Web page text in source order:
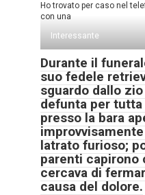
Ho trovato per caso nel
con una
Interessante
Durante il
suo fedele
sguardo dallo
defunta per
presso la bara
latrato furioso;
parenti capirono
cercava di
causa del dolore.